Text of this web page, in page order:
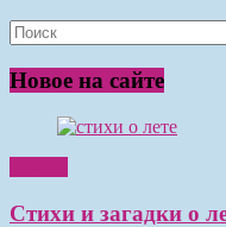
Новое на сайте
Стихи и загадки о